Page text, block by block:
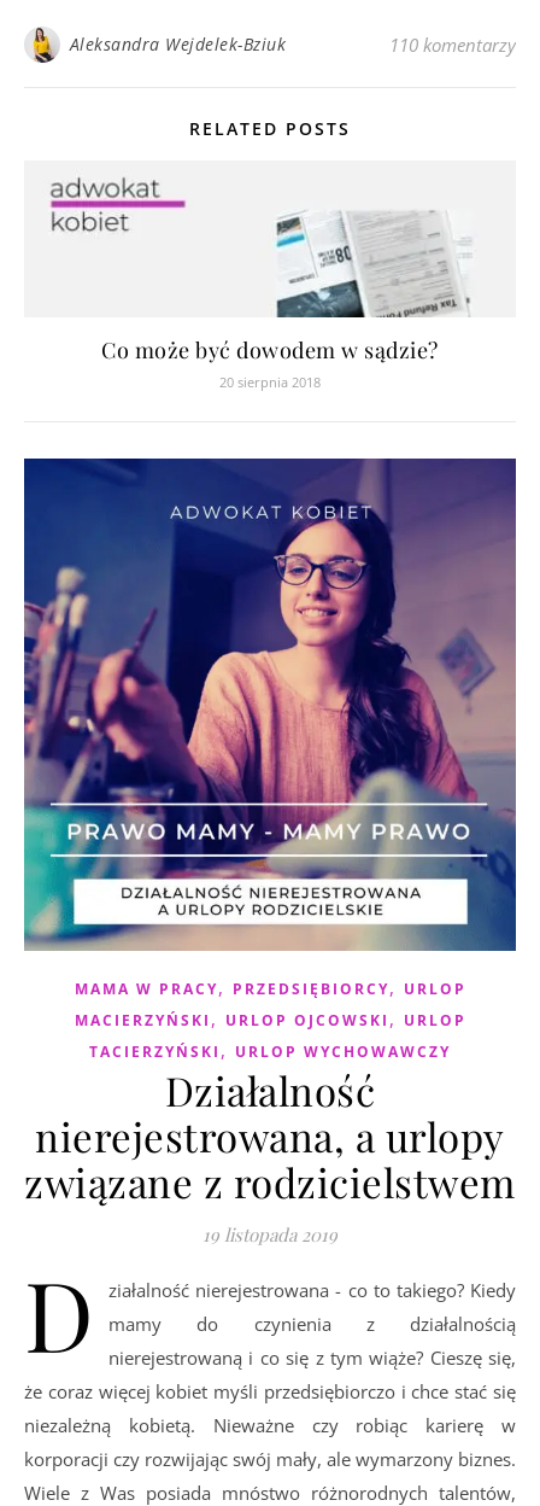
Aleksandra Wejdelek-Bziuk 110 komentarzy
RELATED POSTS
Co może być dowodem w sądzie?
20 sierpnia 2018
MAMA W PRACY, PRZEDSIĘBIORCY, URLOP
MACIERZYŃSKI , URLOP OJCOWSKI , URLOP
TACIERZYŃSKI , URLOP WYCHOWAWCZY
Działalność
nierejestrowana, a urlopy
związane z rodzicielstwem
19 listopada 2019
D
ziałalność nierejestrowana - co to takiego? Kiedy
mamy do czynienia z działalnością
nierejestrowaną i co się z tym wiąże? Cieszę się,
że coraz więcej kobiet myśli przedsiębiorczo i chce stać się
niezależną kobietą. Nieważne czy robiąc karierę w
korporacji czy rozwijając swój mały, ale wymarzony biznes.
Wiele z Was posiada mnóstwo różnorodnych talentów,